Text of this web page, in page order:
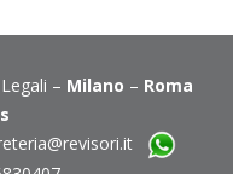
– Milano – Roma